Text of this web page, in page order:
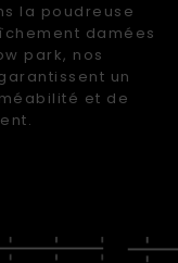
la poudreuse
damées
park, nos
un
et de